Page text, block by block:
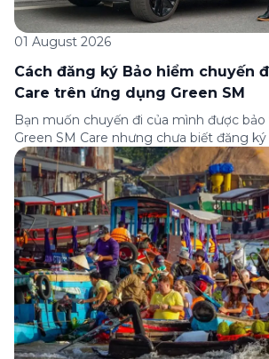
01 August 2026
Cách đăng ký Bảo hiểm chuyến
Care trên ứng dụng Green SM
Bạn muốn chuyến đi của mình được
Green SM Care nhưng chưa biết đăng
dưới đây sẽ hướng dẫn chi tiết cách
gia) gói bảo hiểm này ngay trên ứng
những lưu ý quan trọng trước khi […]